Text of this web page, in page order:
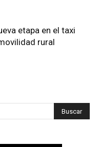
etapa en el taxi
rural